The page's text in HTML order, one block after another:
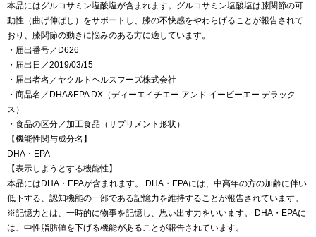
本品にはグルコサミン塩酸塩が含まれます。グルコサミン塩酸塩は膝関節の可
動性（曲げ伸ばし）をサポートし、膝の不快感をやわらげることが報告されて
おり、膝関節の動きに悩みのある方に適しています。
・届出番号／D626
・届出日／2019/03/15
・届出者名／ヤクルトヘルスフーズ株式会社
・商品名／DHA&EPA DX（ディーエイチエー アンド イーピーエー デラック
ス）
・食品の区分／加工食品（サプリメント形状）
【機能性関与成分名】
DHA・EPA
【表示しようとする機能性】
本品にはDHA・EPAが含まれます。 DHA・EPAには、中高年の方の加齢に伴い
低下する、認知機能の一部である記憶力を維持することが報告されています。
※記憶力とは、一時的に物事を記憶し、思い出す力をいいます。 DHA・EPAに
は、中性脂肪値を下げる機能があることが報告されています。